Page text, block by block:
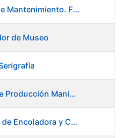
OE 06/25 - Técnico de Mantenimiento. Fábrica Papel
de Museo
OE 33/24 - Revisor de Producción Manipulado Timbre
OE 09/24 - Ayudante de Encoladora y Calandra Máquina de Papel